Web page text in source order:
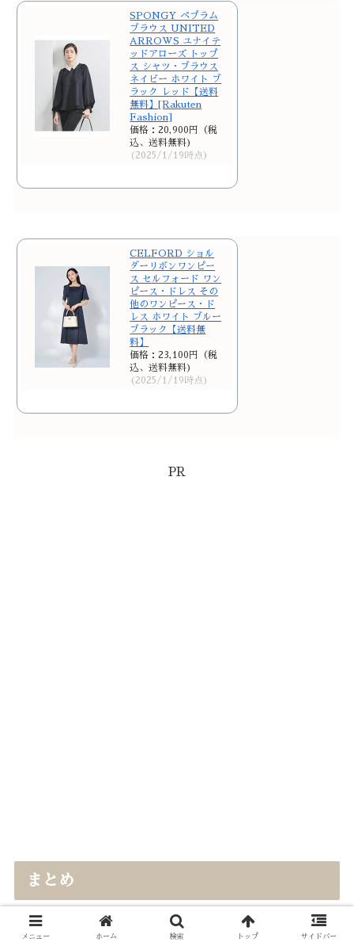
SPONGY ペプラム
ブラウス UNITED
ARROWS ユナイテ
ッドアローズ トップ
ス シャツ・ブラウス
ネイビー ホワイト ブ
ラック レッド【送料
無料】[Rakuten
Fashion]
価格：20,900円（税
込、送料無料)
(2025/1/19時点)
CELFORD ショル
ダーリボンワンピー
ス セルフォード ワン
ピース・ドレス その
他のワンピース・ド
レス ホワイト ブルー
ブラック【送料無
料】
価格：23,100円（税
込、送料無料)
(2025/1/19時点)
PR
まとめ
世の中には可愛い服があふれていて、
メニュー ホーム 検索 トップ サイドバー